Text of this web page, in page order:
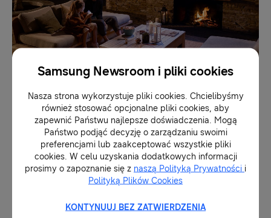
Ostatni rok to dla wielu osób całkowita zmiana
stylu życia, które bardziej niż kiedykolwiek
skupia się wokół domu. Tym samym, coraz
większego znaczenia zaczęły nabierać
przestrzenie na zewnętrz, czyli balkony, tarasy
dystans na świeżym powietrzu. Spełniając
Samsung Newsroom i pliki cookies
Nasza strona wykorzystuje pliki cookies. Chcielibyśmy
również stosować opcjonalne pliki cookies, aby
zapewnić Państwu najlepsze doświadczenia. Mogą
Państwo podjąć decyzję o zarządzaniu swoimi
preferencjami lub zaakceptować wszystkie pliki
cookies. W celu uzyskania dodatkowych informacji
prosimy o zapoznanie się z naszą Polityką Prywatności i
Polityką Plików Cookies
KONTYNUUJ BEZ ZATWIERDZENIA